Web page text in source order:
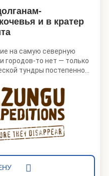
и в кратер
на самую северную
городов-то нет — только
тундры постепенно
дорогу у местных.
и нганасаны —
образ жизни, пасут
традиции и культуру.
что значит
благодаря которым можно
каждый, но тот, кому